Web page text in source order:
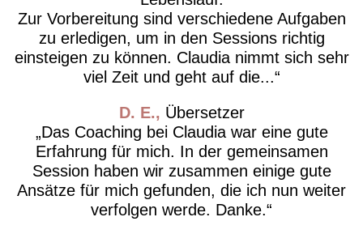
Zur Vorbereitung sind verschiedene Aufgaben
zu erledigen, um in den Sessions richtig
einsteigen zu können. Claudia nimmt sich sehr
viel Zeit und geht auf die...
D. E.
Übersetzer
Das Coaching bei Claudia war eine gute
Erfahrung für mich. In der gemeinsamen
Session haben wir zusammen einige gute
Ansätze für mich gefunden, die ich nun weiter
verfolgen werde. Danke.